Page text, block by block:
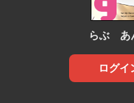
らぶ あ
ログイ